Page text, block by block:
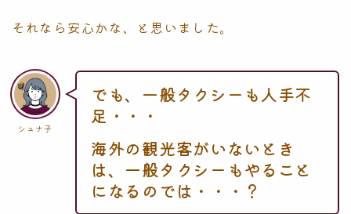
それなら安心かな、と思いました。
シュナ子
でも、一般タクシーも人手不
足・・・
海外の観光客がいないとき
は、一般タクシーもやること
になるのでは・・・？